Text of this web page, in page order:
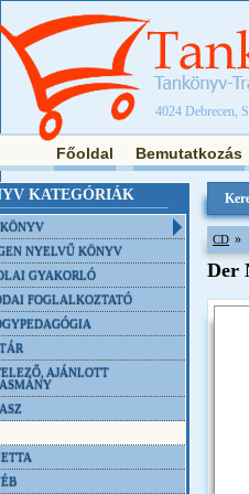
4024 Debrecen,
Főoldal Bemutatkozás
KATEGÓRIÁK
NYELVŰ KÖNYV
GYAKORLÓ
FOGLALKOZTATÓ
AJÁNLOTT
CD »
Der